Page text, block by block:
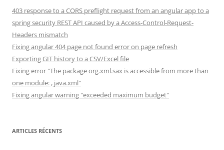
403 response to a CORS preflight request from an angular app to a
spring security REST API caused by a Access-Control-Request-
Headers mismatch
Fixing angular 404 page not found error on page refresh
Exporting GIT history to a CSV/Excel file
Fixing error "The package org.xml.sax is accessible from more than
one module: , java.xml"
Fixing angular warning "exceeded maximum budget"
ARTICLES RÉCENTS